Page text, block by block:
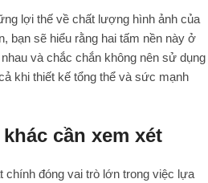
lợi thế về chất lượng hình ảnh của
bạn sẽ hiểu rằng hai tấm nền này ở
và chắc chắn không nên sử dụng
khi thiết kế tổng thể và sức mạnh
cần xem xét
chính đóng vai trò lớn trong việc lựa